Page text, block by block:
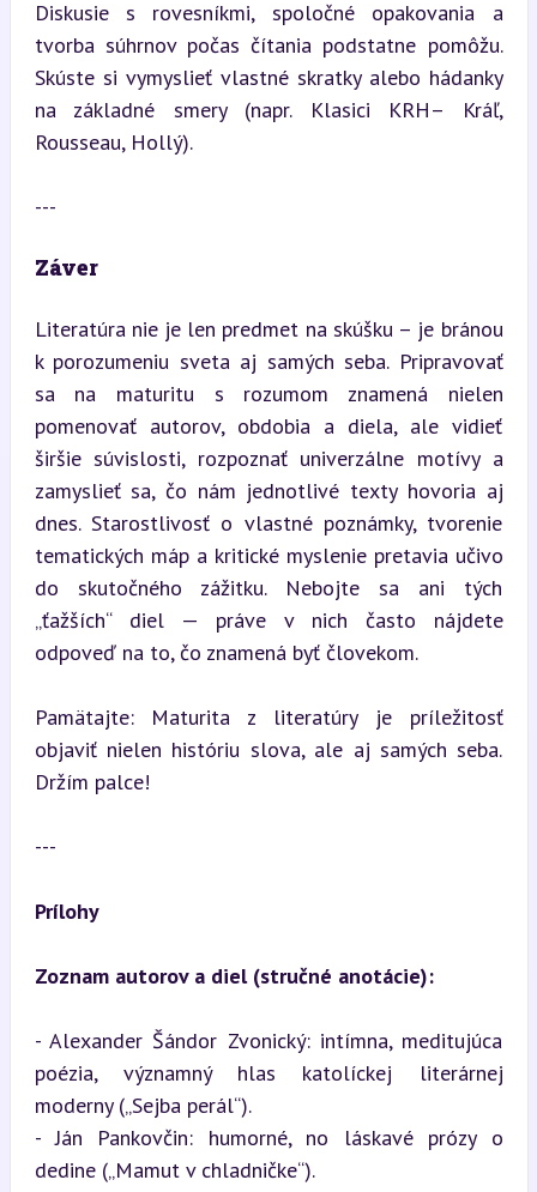
Diskusie s rovesníkmi, spoločné opakovania a
tvorba súhrnov počas čítania podstatne pomôžu.
Skúste si vymyslieť vlastné skratky alebo hádanky
na základné smery (napr. Klasici KRH– Kráľ,
Rousseau, Hollý).
---
Záver
Literatúra nie je len predmet na skúšku – je bránou
k porozumeniu sveta aj samých seba. Pripravovať
sa na maturitu s rozumom znamená nielen
pomenovať autorov, obdobia a diela, ale vidieť
širšie súvislosti, rozpoznať univerzálne motívy a
zamyslieť sa, čo nám jednotlivé texty hovoria aj
dnes. Starostlivosť o vlastné poznámky, tvorenie
tematických máp a kritické myslenie pretavia učivo
do skutočného zážitku. Nebojte sa ani tých
„ťažších“ diel — práve v nich často nájdete
odpoveď na to, čo znamená byť človekom.
Pamätajte: Maturita z literatúry je príležitosť
objaviť nielen históriu slova, ale aj samých seba.
Držím palce!
---
Prílohy
Zoznam autorov a diel (stručné anotácie):
- Alexander Šándor Zvonický: intímna, meditujúca
poézia, významný hlas katolíckej literárnej
moderny („Sejba perál“).
- Ján Pankovčin: humorné, no láskavé prózy o
dedine („Mamut v chladničke“).